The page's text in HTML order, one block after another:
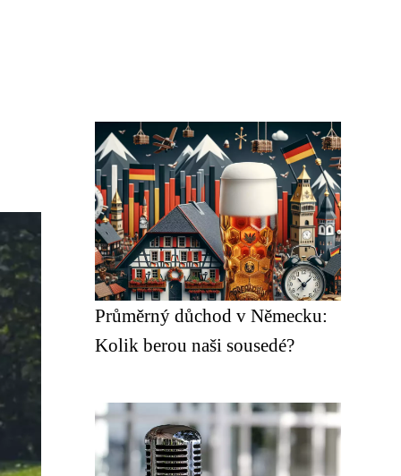
Průměrný důchod v Německu:
Kolik berou naši sousedé?